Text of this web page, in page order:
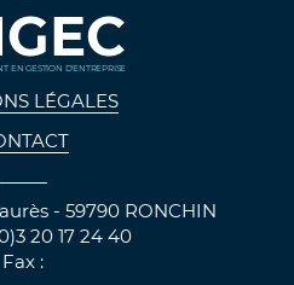
EN GESTION D'ENTREPRISE
LÉGALES
- 59790 RONCHIN
20 17 24 40
Fax :